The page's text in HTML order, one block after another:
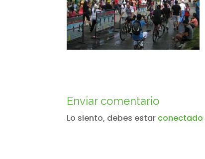
Enviar comentario
Lo siento, debes estar conectado